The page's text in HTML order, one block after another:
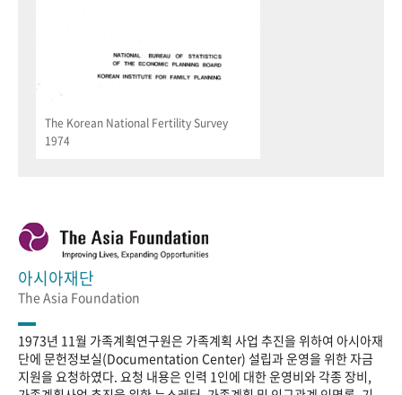
The Korean National Fertility Survey
1974
아시아재단
The Asia Foundation
1973년 11월 가족계획연구원은 가족계획 사업 추진을 위하여 아시아재
단에 문헌정보실(Documentation Center) 설립과 운영을 위한 자금
지원을 요청하였다. 요청 내용은 인력 1인에 대한 운영비와 각종 장비,